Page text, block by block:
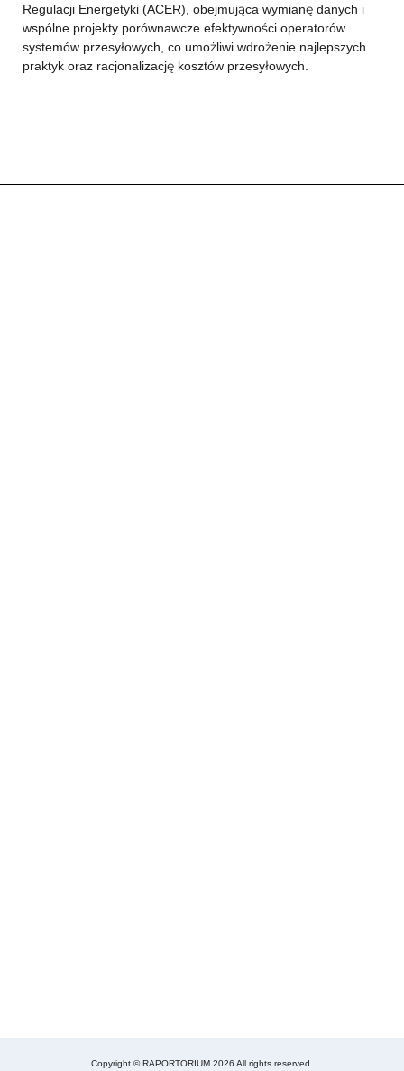
Regulacji Energetyki (ACER), obejmująca wymianę danych i
wspólne projekty porównawcze efektywności operatorów
systemów przesyłowych, co umożliwi wdrożenie najlepszych
praktyk oraz racjonalizację kosztów przesyłowych.
Copyright © RAPORTORIUM 2026 All rights reserved.